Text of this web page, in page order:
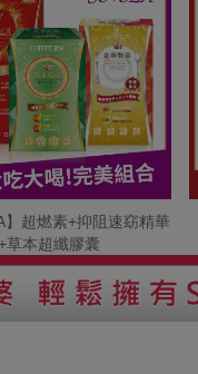
】超燃素+抑阻速窈精華
草本超纖膠囊